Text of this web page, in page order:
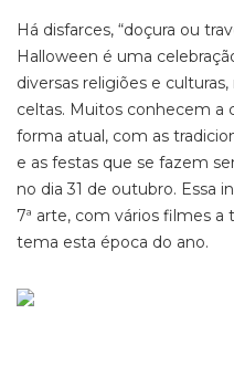
Há disfarces, “doçura ou
Halloween é uma
diversas religiões e
celtas. Muitos conhecem a
forma atual, com as
e as festas que se fazem
no dia 31 de outubro. Essa
7ª arte, com vários filmes
tema esta época do ano.